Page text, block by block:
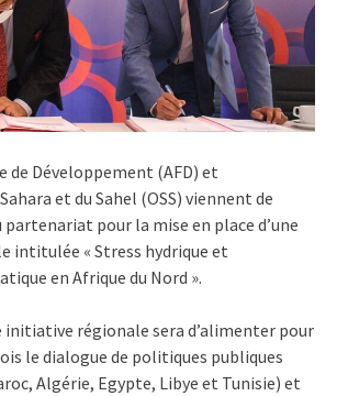
de Développement (AFD) et
et du Sahel (OSS) viennent de
partenariat pour la mise en place d’une
intitulée « Stress hydrique et
en Afrique du Nord ».
initiative régionale sera d’alimenter pour
le dialogue de politiques publiques
Algérie, Egypte, Libye et Tunisie) et